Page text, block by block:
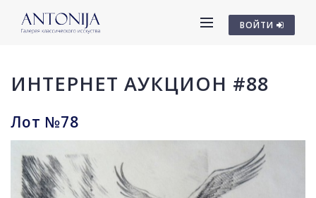
ВОЙТИ
ИНТЕРНЕТ АУКЦИОН #88
Лот №78